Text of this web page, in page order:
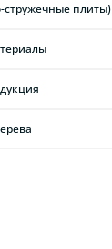
плиты)
пленки и